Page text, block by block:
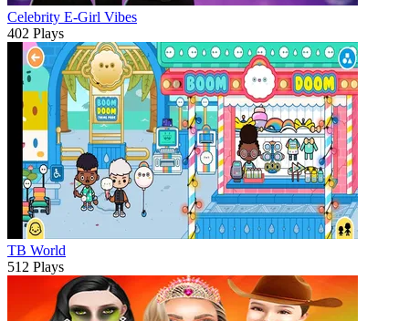
Celebrity E-Girl Vibes
402 Plays
TB World
512 Plays